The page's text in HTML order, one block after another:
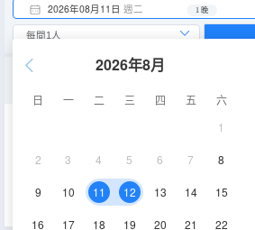
2026年08月11日 週二 1 晚
2026年8月
日 一 二 三 四 五
六
1
2 3 4 5 6 7 8
9 10 11 12 13 14 15
16 17 18 19 20 21 22